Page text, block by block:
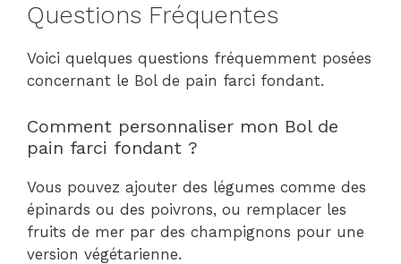
Questions Fréquentes
Voici quelques questions fréquemment posées
concernant le Bol de pain farci fondant.
Comment personnaliser mon Bol de
pain farci fondant ?
Vous pouvez ajouter des légumes comme des
épinards ou des poivrons, ou remplacer les
fruits de mer par des champignons pour une
version végétarienne.